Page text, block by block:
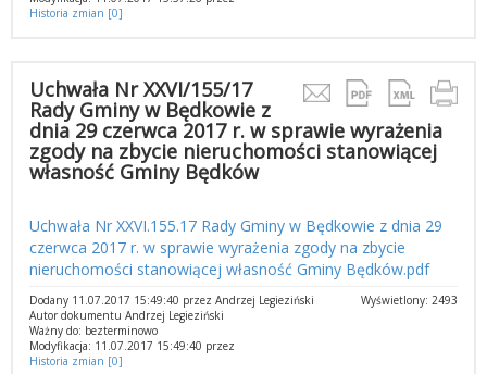
Historia zmian [0]
Uchwała Nr XXVI/155/17
Rady Gminy w Będkowie z
dnia 29 czerwca 2017 r. w sprawie wyrażenia
zgody na zbycie nieruchomości stanowiącej
własność Gminy Będków
Uchwała Nr XXVI.155.17 Rady Gminy w Będkowie z dnia 29
czerwca 2017 r. w sprawie wyrażenia zgody na zbycie
nieruchomości stanowiącej własność Gminy Będków.pdf
Wyświetlony: 2493
Dodany 11.07.2017 15:49:40 przez Andrzej Legieziński
Autor dokumentu Andrzej Legieziński
Ważny do: bezterminowo
Modyfikacja: 11.07.2017 15:49:40 przez
Historia zmian [0]